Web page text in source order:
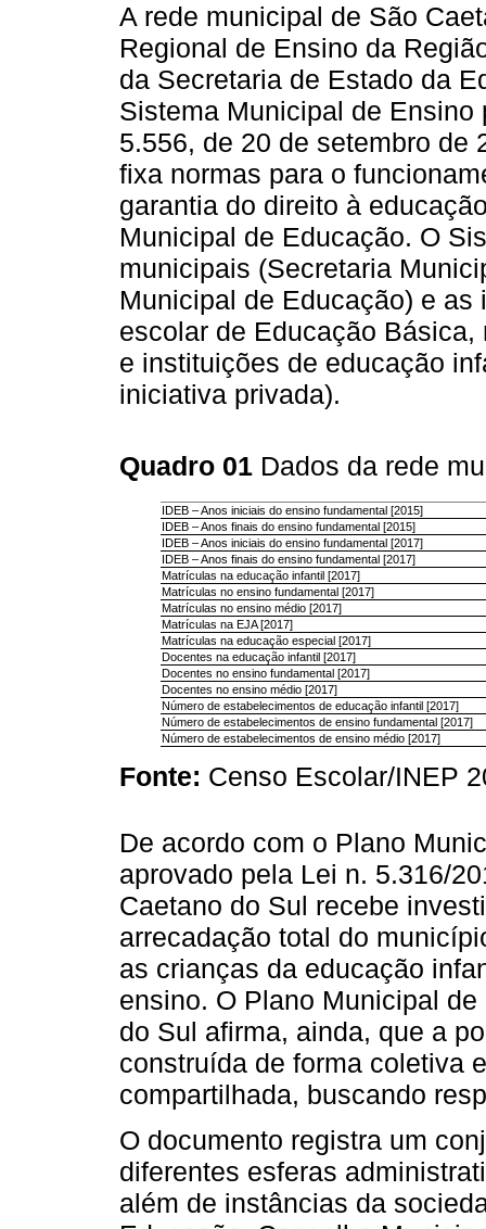
A rede municipal de São
Regional de Ensino da
da Secretaria de Estado da
Sistema Municipal de Ensino
5.556, de 20 de setembro de
fixa normas para o
garantia do direito à
Municipal de Educação. O
municipais (Secretaria
Municipal de Educação) e
escolar de Educação
e instituições de educação
iniciativa privada).
Quadro 01 Dados da rede
IDEB – Anos iniciais do ensino fundamental [2015]
IDEB – Anos finais do ensino fundamental [2015]
IDEB – Anos iniciais do ensino fundamental [2017]
IDEB – Anos finais do ensino fundamental [2017]
Matrículas na educação infantil [2017]
Matrículas no ensino fundamental [2017]
Matrículas no ensino médio [2017]
Matrículas na EJA [2017]
Matrículas na educação especial [2017]
Docentes na educação infantil [2017]
Docentes no ensino fundamental [2017]
Docentes no ensino médio [2017]
Número de estabelecimentos de educação infantil [2017]
Número de estabelecimentos de ensino fundamental [2017]
Número de estabelecimentos de ensino médio [2017]
Fonte: Censo Escolar/INEP
De acordo com o Plano
aprovado pela Lei n. 5.316/
Caetano do Sul recebe
arrecadação total do
as crianças da educação
ensino. O Plano Municipal
do Sul afirma, ainda, que a
construída de forma coletiva
compartilhada, buscando
O documento registra um
diferentes esferas
além de instâncias da